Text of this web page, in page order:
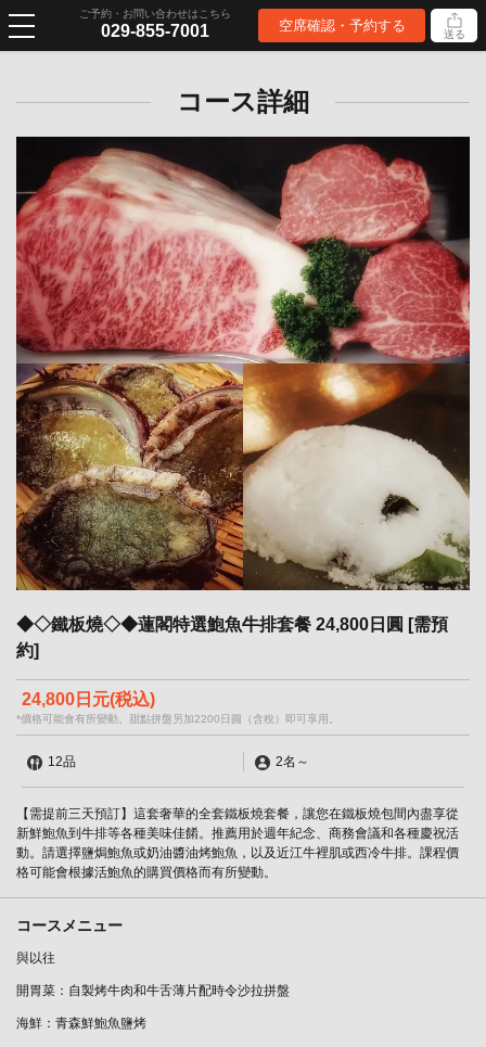
ご予約・お問い合わせはこちら
029-855-7001 空席確認・予約する 送る
コース詳細
◆◇鐵板燒◇◆蓮閣特選鮑魚牛排套餐 24,800日圓 [需預
約]
24,800日元(税込)
*價格可能會有所變動。甜點拼盤另加2200日圓（含稅）即可享用。
12品 2名 ～
【需提前三天預訂】這套奢華的全套鐵板燒套餐，讓您在鐵板燒包間內盡享從
新鮮鮑魚到牛排等各種美味佳餚。推薦用於週年紀念、商務會議和各種慶祝活
動。請選擇鹽焗鮑魚或奶油醬油烤鮑魚，以及近江牛裡肌或西冷牛排。課程價
格可能會根據活鮑魚的購買價格而有所變動。
コースメニュー
與以往
開胃菜：自製烤牛肉和牛舌薄片配時令沙拉拼盤
海鮮：青森鮮鮑魚鹽烤